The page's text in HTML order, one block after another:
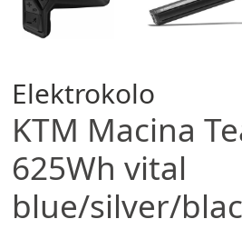
Elektrokolo
KTM Macina
625Wh vital
blue/silver/